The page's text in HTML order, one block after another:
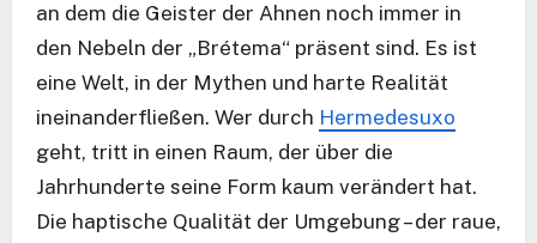
an dem die Geister der Ahnen noch immer in
den Nebeln der „Brétema“ präsent sind. Es ist
eine Welt, in der Mythen und harte Realität
ineinanderfließen. Wer durch Hermedesuxo
geht, tritt in einen Raum, der über die
Jahrhunderte seine Form kaum verändert hat.
Die haptische Qualität der Umgebung – der raue,